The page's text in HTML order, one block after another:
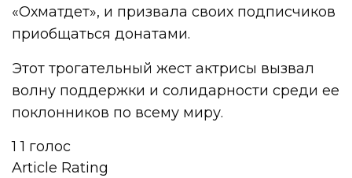
«Охматдет», и призвала своих подписчиков
приобщаться донатами.
Этот трогательный жест актрисы вызвал
волну поддержки и солидарности среди ее
поклонников по всему миру.
1 1 голос
Article Rating